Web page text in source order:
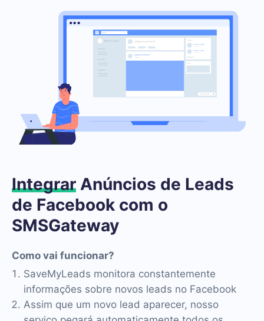
Integrar Anúncios de Leads
de Facebook com o
SMSGateway
Como vai funcionar?
SaveMyLeads monitora constantemente
informações sobre novos leads no Facebook
Assim que um novo lead aparecer, nosso